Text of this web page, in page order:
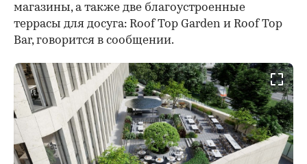
магазины, а также две благоустроенные
террасы для досуга: Roof Top Garden и Roof Top
Bar, говорится в сообщении.